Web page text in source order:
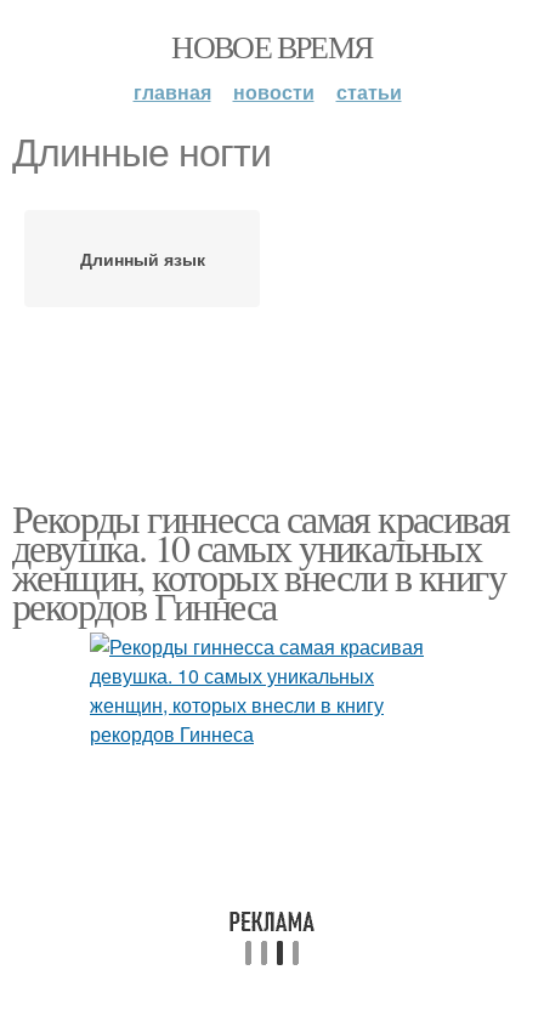
НОВОЕ ВРЕМЯ
главная новости статьи
Длинные ногти
Длинный язык
Рекорды гиннесса самая красивая
девушка. 10 самых уникальных
женщин, которых внесли в книгу
рекордов Гиннеса